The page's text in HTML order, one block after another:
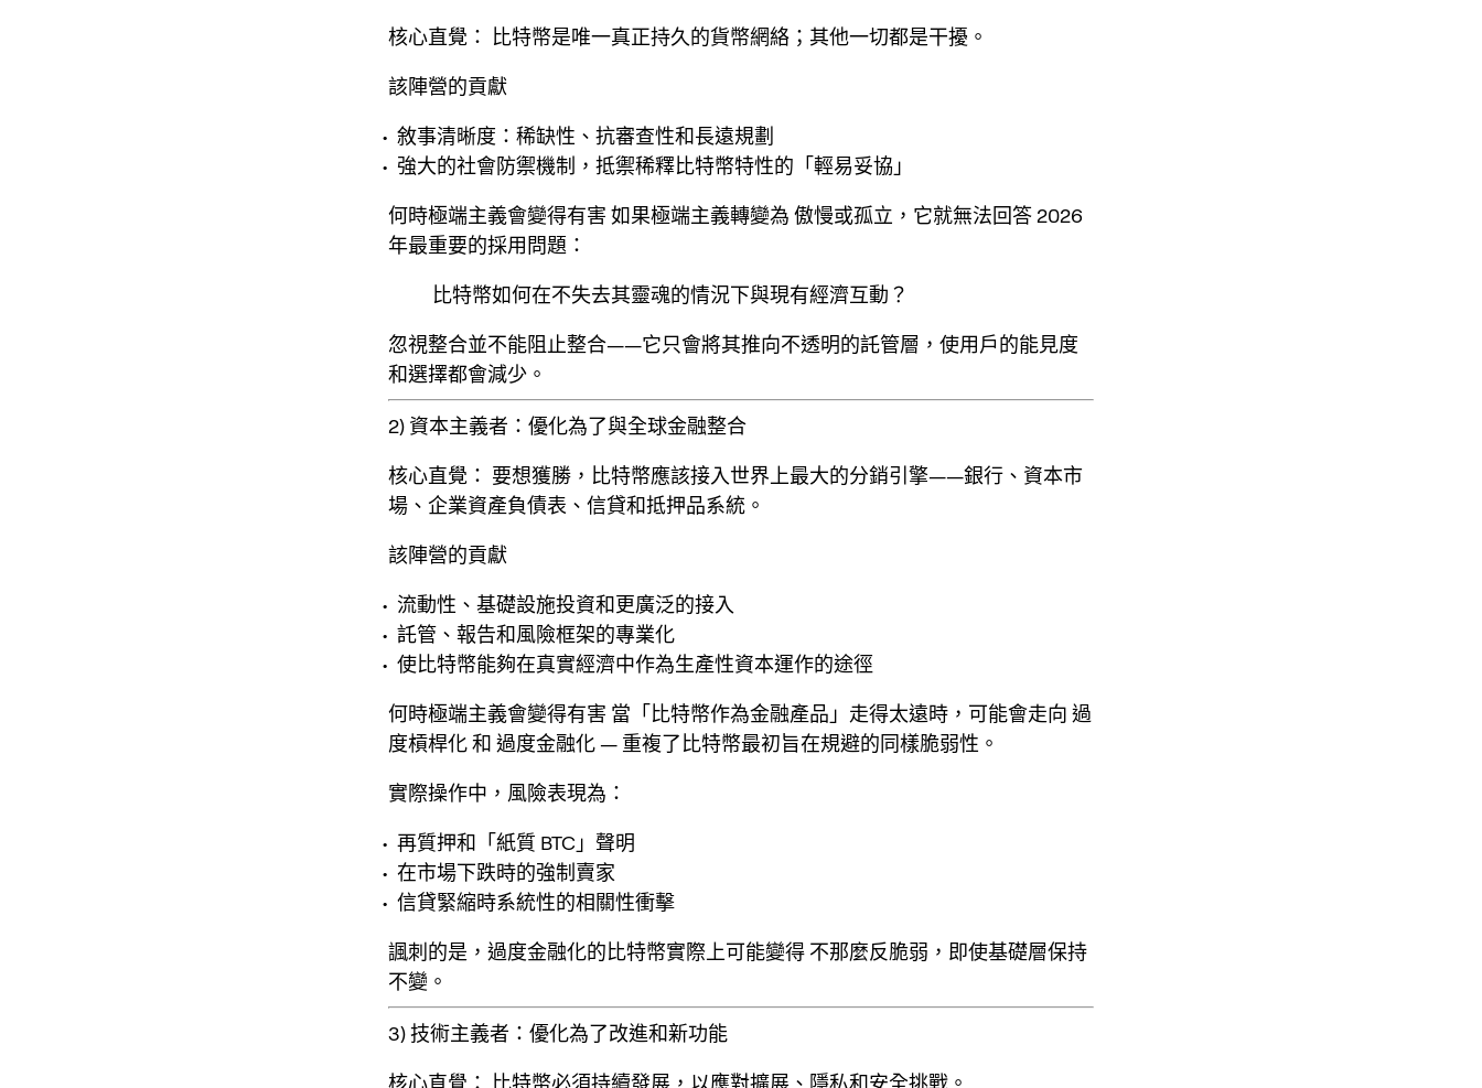
核心直覺： 比特幣是唯一真正持久的貨幣網絡；其他一切都是干擾。
該陣營的貢獻
敘事清晰度：稀缺性、抗審查性和長遠規劃
強大的社會防禦機制，抵禦稀釋比特幣特性的「輕易妥協」
何時極端主義會變得有害 如果極端主義轉變為 傲慢或孤立 ，它就無法回答 2026
年最重要的採用問題：
比特幣如何在不失去其靈魂的情況下與現有經濟互動？
忽視整合並不能阻止整合——它只會將其推向不透明的託管層，使用戶的能見度
和選擇都會減少。
2) 資本主義者：優化為了與全球金融整合
核心直覺： 要想獲勝，比特幣應該接入世界上最大的分銷引擎——銀行、資本市
場、企業資產負債表、信貸和抵押品系統。
該陣營的貢獻
流動性、基礎設施投資和更廣泛的接入
託管、報告和風險框架的專業化
使比特幣能夠在真實經濟中作為生產性資本運作的途徑
何時極端主義會變得有害 當「比特幣作為金融產品」走得太遠時，可能會走向 過
度槓桿化和 過度金融化— 重複了比特幣最初旨在規避的同樣脆弱性。
實際操作中，風險表現為：
再質押和「紙質 BTC」聲明
在市場下跌時的強制賣家
信貸緊縮時系統性的相關性衝擊
諷刺的是，過度金融化的比特幣實際上可能變得 不那麼反脆弱 ，即使基礎層保持
不變。
3) 技術主義者：優化為了改進和新功能
核心直覺： 比特幣必須持續發展，以應對擴展、隱私和安全挑戰。